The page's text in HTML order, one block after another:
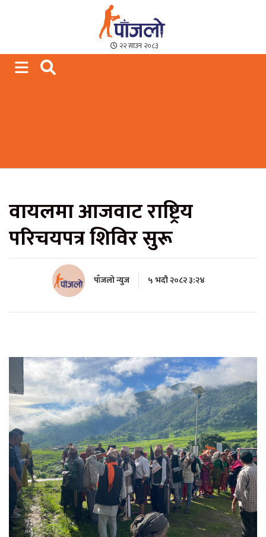
Paajalo News
We are from Far West Nepal
२२ साउन २०८३
वायलमा आजवाट राष्ट्रिय
परिचयपत्र शिविर सुरू
पाँजलो न्युज ५ भदौ २०८२ ३:२४